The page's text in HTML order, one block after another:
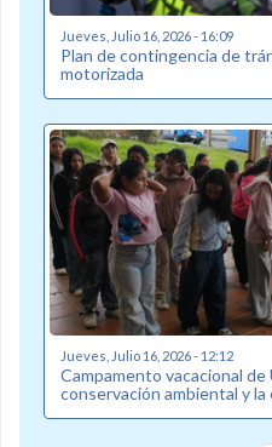
Jueves, Julio 16, 2026 - 16:09
Plan de contingencia de
motorizada
Jueves, Julio 16, 2026 - 12:12
Campamento vacacional de
conservación ambiental y la